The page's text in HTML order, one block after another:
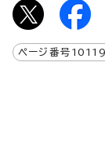
ページ番号